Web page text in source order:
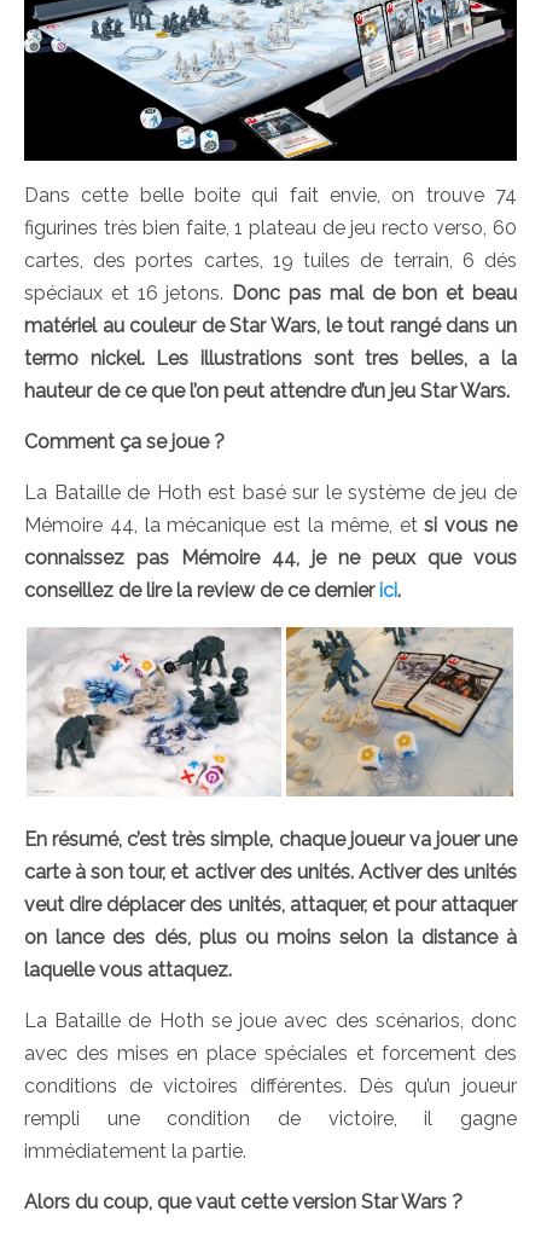
Dans cette belle boite qui fait envie, on trouve 74
figurines très bien faite, 1 plateau de jeu recto verso, 60
cartes, des portes cartes, 19 tuiles de terrain, 6 dés
spéciaux et 16 jetons. Donc pas mal de bon et beau
matériel au couleur de Star Wars, le tout rangé dans un
termo nickel. Les illustrations sont tres belles, a la
hauteur de ce que l’on peut attendre d’un jeu Star Wars.
Comment ça se joue ?
La Bataille de Hoth est basé sur le système de jeu de
Mémoire 44, la mécanique est la même, etsi vous ne
connaissez pas Mémoire 44, je ne peux que vous
conseillez de lire la review de ce dernier ici.
En résumé, c’est très simple, chaque joueur va jouer une
carte à son tour, et activer des unités. Activer des unités
veut dire déplacer des unités, attaquer, et pour attaquer
on lance des dés, plus ou moins selon la distance à
laquelle vous attaquez.
La Bataille de Hoth se joue avec des scénarios, donc
avec des mises en place spéciales et forcement des
conditions de victoires différentes. Dès qu’un joueur
rempli une condition de victoire, il gagne
immédiatement la partie.
Alors du coup, que vaut cette version Star Wars ?